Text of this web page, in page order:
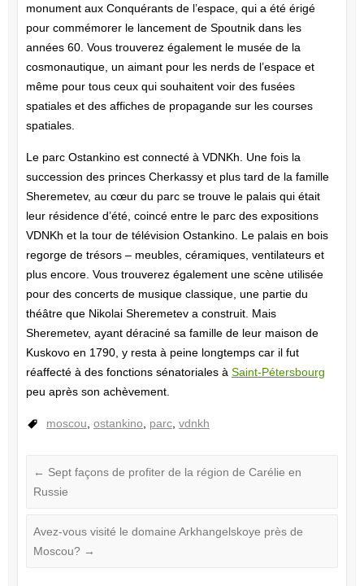
monument aux Conquérants de l’espace, qui a été érigé
pour commémorer le lancement de Spoutnik dans les
années 60. Vous trouverez également le musée de la
cosmonautique, un aimant pour les nerds de l’espace et
même pour tous ceux qui souhaitent voir des fusées
spatiales et des affiches de propagande sur les courses
spatiales.
Le parc Ostankino est connecté à VDNKh. Une fois la
succession des princes Cherkassy et plus tard de la famille
Sheremetev, au cœur du parc se trouve le palais qui était
leur résidence d’été, coincé entre le parc des expositions
VDNKh et la tour de télévision Ostankino. Le palais en bois
regorge de trésors – meubles, céramiques, ventilateurs et
plus encore. Vous trouverez également une scène utilisée
pour des concerts de musique classique, une partie du
théâtre que Nikolai Sheremetev a construit. Mais
Sheremetev, ayant déraciné sa famille de leur maison de
Kuskovo en 1790, y resta à peine longtemps car il fut
réaffecté à des fonctions sénatoriales à Saint-Pétersbourg
peu après son achèvement.
moscou ostankino parc, vdnkh
← Sept façons de profiter de la région de Carélie en
Russie
Avez-vous visité le domaine Arkhangelskoye près de
Moscou? →